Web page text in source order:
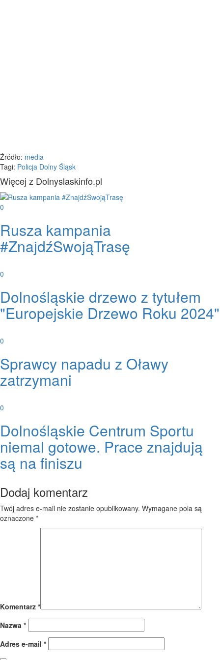
Źródło: media
Tagi: Policja Dolny Śląsk
Więcej z Dolnyslaskinfo.pl
0
Rusza kampania
#ZnajdźSwojąTrasę
0
Dolnośląskie drzewo z tytułem
"Europejskie Drzewo Roku 2024"
0
Sprawcy napadu z Oławy
zatrzymani
0
Dolnośląskie Centrum Sportu
niemal gotowe. Prace znajdują
są na finiszu
Dodaj komentarz
Twój adres e-mail nie zostanie opublikowany. Wymagane pola są
oznaczone *
Komentarz *
Nazwa *
Adres e-mail *